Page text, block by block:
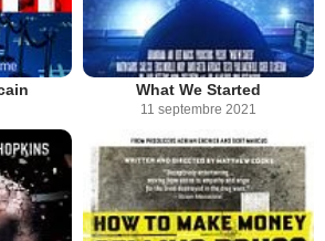
What We Started
11 septembre 2021